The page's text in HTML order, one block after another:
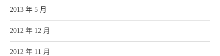
2013 年 5 月
2012 年 12 月
2012 年 11 月